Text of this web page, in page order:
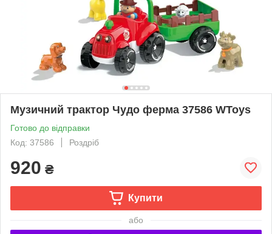
Музичний трактор Чудо ферма 37586 WToys
Готово до відправки
Код: 37586
Роздріб
920 ₴
Купити
або